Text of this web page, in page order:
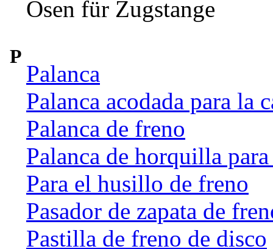
Ösen für Zugstange
P
Palanca
Palanca acodada para la
Palanca de freno
Palanca de horquilla
Para el husillo de freno
Pasador de zapata de
Pastilla de freno de disco